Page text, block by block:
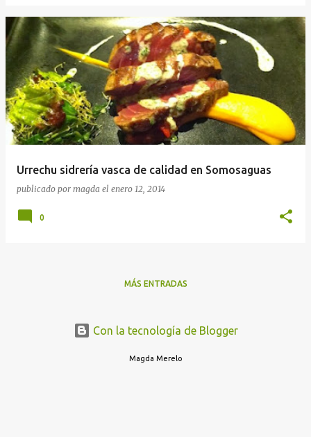
Urrechu sidrería vasca de calidad en Somosaguas
publicado por magda el enero 12, 2014
0
MÁS ENTRADAS
Con la tecnología de Blogger
Magda Merelo